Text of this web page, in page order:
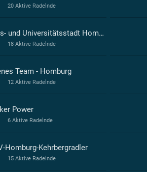
20 Aktive Radelnde
Kreis- und Universitätsstadt Homburg
18 Aktive Radelnde
Team - Homburg
12 Aktive Radelnde
Power
6 Aktive Radelnde
Homburg-Kehrbergradler
15 Aktive Radelnde